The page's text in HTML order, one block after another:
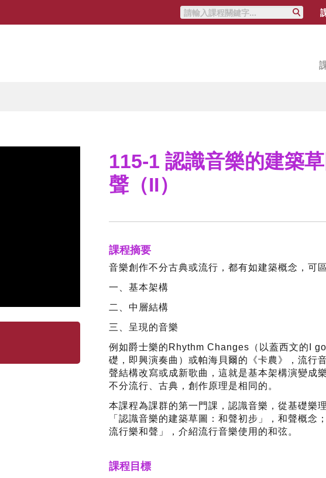
115-1 認識音樂的建築
聲（II）
課程摘要
音樂創作不分古典或流行，都有如建築概念，可
一、基本架構
二、中層結構
三、呈現的音樂
例如爵士樂的Rhythm Changes（以蓋西文的I
礎，即興演奏曲）或帕海貝爾的《卡農》，流行
聲結構改寫或成新歌曲，這就是基本架構演變成
不分流行、古典，創作原理是相同的。
本課程為課群的第一門課，認識音樂，從基礎樂
「認識音樂的建築草圖：和聲初步」，和聲概念
流行樂和聲」，介紹流行音樂使用的和弦。
課程目標